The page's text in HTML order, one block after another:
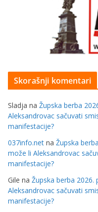
Skorašnji komentari
Sladja na Župska berba
Aleksandrovac sačuvati
manifestacije?
037info.net na Župska
može li Aleksandrovac
manifestacije?
Gile na Župska berba 2026.
Aleksandrovac sačuvati
manifestacije?